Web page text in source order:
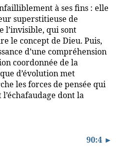
à ses fins : elle
superstitieuse de
l’invisible, qui sont
le concept de Dieu. Puis,
d’une compréhension
coordonnée de la
d’évolution met
les forces de pensée qui
dont la
90:4 ►